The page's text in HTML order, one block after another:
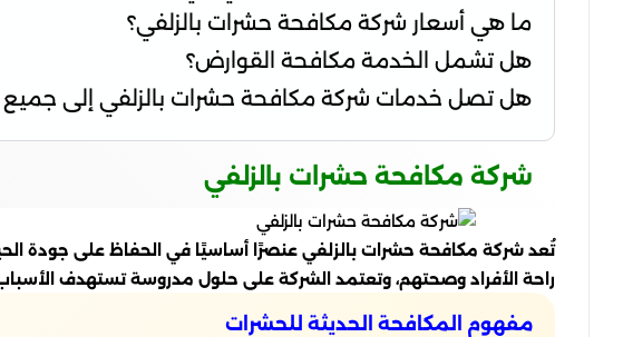
ما هي أسعار شركة مكافحة حشرات بالزلفي؟
هل تشمل الخدمة مكافحة القوارض؟
هل تصل خدمات شركة مكافحة حشرات بالزلفي إلى جميع
شركة مكافحة حشرات بالزلفي
تُعد شركة مكافحة حشرات بالزلفي عنصرًا أساسيًا في الحفاظ على جودة
راحة الأفراد وصحتهم، وتعتمد الشركة على حلول مدروسة تستهدف
مفهوم المكافحة الحديثة للحشرات